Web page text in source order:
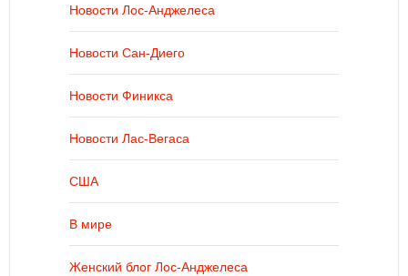
Новости Лос-Анджелеса
Новости Сан-Диего
Новости Финикса
Новости Лас-Вегаса
США
В мире
Женский блог Лос-Анджелеса